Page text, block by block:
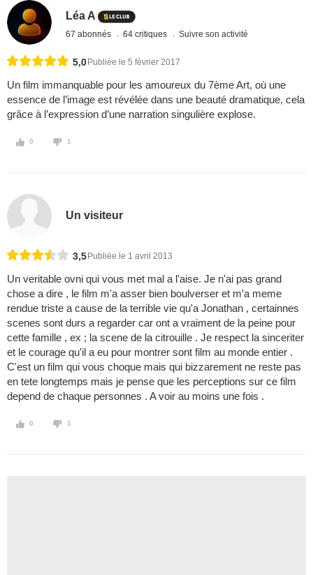
Léa A
67 abonnés 64 critiques Suivre son activité
5,0 Publiée le 5 février 2017
Un film immanquable pour les amoureux du 7ème Art, où une
essence de l’image est révélée dans une beauté dramatique, cela
grâce à l’expression d’une narration singulière explose.
0 1
Un visiteur
3,5 Publiée le 1 avril 2013
Un veritable ovni qui vous met mal a l'aise. Je n'ai pas grand
chose a dire , le film m'a asser bien boulverser et m'a meme
rendue triste a cause de la terrible vie qu'a Jonathan , certainnes
scenes sont durs a regarder car ont a vraiment de la peine pour
cette famille , ex ; la scene de la citrouille . Je respect la sinceriter
et le courage qu'il a eu pour montrer sont film au monde entier .
C'est un film qui vous choque mais qui bizzarement ne reste pas
en tete longtemps mais je pense que les perceptions sur ce film
depend de chaque personnes . A voir au moins une fois .
0 1